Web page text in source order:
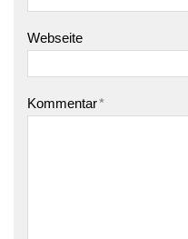
Webseite
Kommentar*